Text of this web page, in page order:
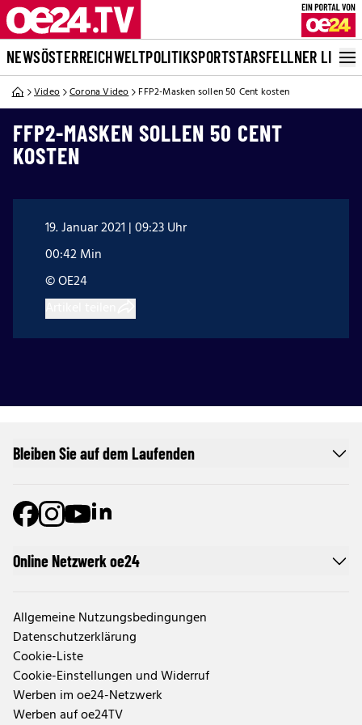
NEWSÖSTERREICHWELTPOLITIKSPORTSTARSFELLNER LIVE
Video Corona Video FFP2-Masken sollen 50 Cent kosten
FFP2-MASKEN SOLLEN 50 CENT
KOSTEN
19. Januar 2021 | 09:23 Uhr
00:42 Min
© OE24
Online Netzwerk oe24
Allgemeine Nutzungsbedingungen
Datenschutzerklärung
Cookie-Liste
Cookie-Einstellungen und Widerruf
Werben im oe24-Netzwerk
Werben auf oe24TV
Bleiben Sie auf dem Laufenden